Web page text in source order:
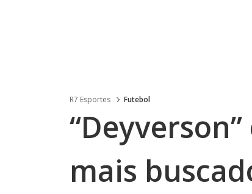
R7 Esportes Futebol
mais